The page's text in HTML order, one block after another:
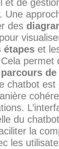
et de
Une
des
pour
étapes et
permet
parcours
chatbot
du
la
les